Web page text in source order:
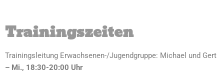
Trainingszeiten
Trainingsleitung Erwachsenen-/Jugendgruppe: Michael und Gert
– Mi., 18:30-20:00 Uhr